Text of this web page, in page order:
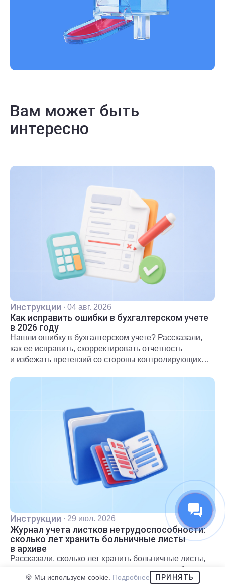
Вам может быть
интересно
Инструкции · 04 авг. 2026
Как исправить ошибки в бухгалтерском учете
в 2026 году
Нашли ошибку в бухгалтерском учете? Рассказали,
как ее исправить, скорректировать отчетность
и избежать претензий со стороны контролирующих
Инструкции · 29 июл. 2026
Журнал учета листков нетрудоспособности:
сколько лет хранить больничные листы
в архиве
Рассказали, сколько лет хранить больничные листы,
нужен ли журнал учета листков нетрудоспособности,
как организовать архив и в каком порядке уничтожать
🍪 Мы используем cookie. Подробнее ПРИНЯТЬ